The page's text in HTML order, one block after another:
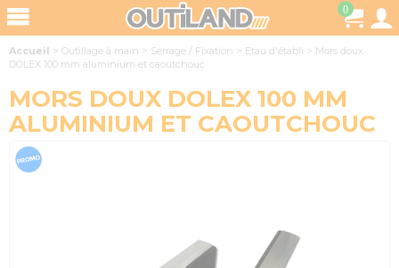
0
Accueil > Outillage à main > Serrage / Fixation > Etau d'établi > Mors doux
DOLEX 100 mm aluminium et caoutchouc
MORS DOUX DOLEX 100 MM
ALUMINIUM ET CAOUTCHOUC